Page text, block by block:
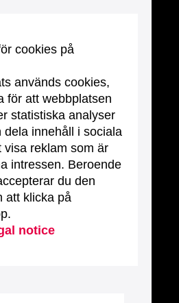
cookies på
används cookies,
för att webbplatsen
statistiska analyser
dela innehåll i sociala
visa reklam som är
intressen. Beroende
du den
att klicka på
notice